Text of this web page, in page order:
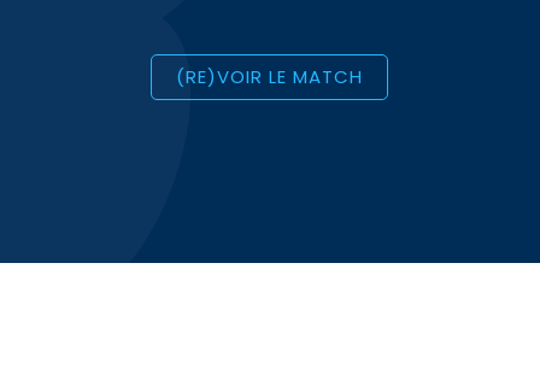
(RE)VOIR LE MATCH